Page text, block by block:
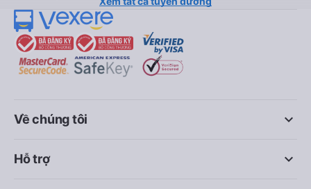
keyboard_arrow_down
Về chúng tôi
keyboard_arrow_down
Hỗ trợ